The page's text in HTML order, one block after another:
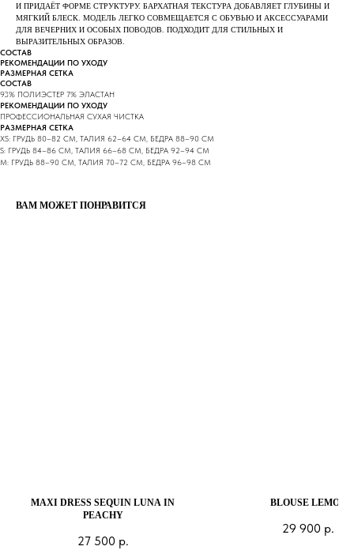
И ПРИДАЁТ ФОРМЕ СТРУКТУРУ. БАРХАТНАЯ ТЕКСТУРА ДОБАВЛЯЕТ ГЛУБИНЫ И
МЯГКИЙ БЛЕСК. МОДЕЛЬ ЛЕГКО СОВМЕЩАЕТСЯ С ОБУВЬЮ И АКСЕССУАРАМИ
ДЛЯ ВЕЧЕРНИХ И ОСОБЫХ ПОВОДОВ. ПОДХОДИТ ДЛЯ СТИЛЬНЫХ И
ВЫРАЗИТЕЛЬНЫХ ОБРАЗОВ.
СОСТАВ
РЕКОМЕНДАЦИИ ПО УХОДУ
РАЗМЕРНАЯ СЕТКА
СОСТАВ
93% ПОЛИЭСТЕР 7% ЭЛАСТАН
РЕКОМЕНДАЦИИ ПО УХОДУ
ПРОФЕССИОНАЛЬНАЯ СУХАЯ ЧИСТКА
РАЗМЕРНАЯ СЕТКА
XS: ГРУДЬ 80–82 СМ, ТАЛИЯ 62–64 СМ, БЕДРА 88–90 СМ
S: ГРУДЬ 84–86 СМ, ТАЛИЯ 66–68 СМ, БЕДРА 92–94 СМ
M: ГРУДЬ 88–90 СМ, ТАЛИЯ 70–72 СМ, БЕДРА 96–98 СМ
ВАМ МОЖЕТ ПОНРАВИТСЯ
MAXI DRESS SEQUIN LUNA IN
PEACHY
27 500 р.
BLOUSE LEMON
29 900 р.